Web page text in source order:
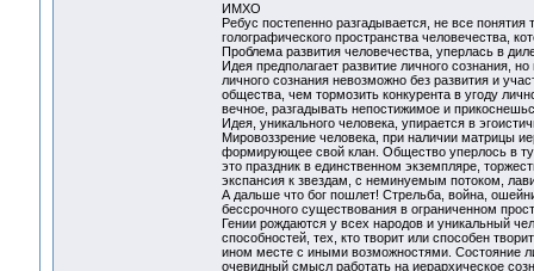
ИМХО
Ребус постепенно разгадывается, не все
голографического пространства человечества,
Проблема развития человечества, уперлась в
Идея предполагает развитие личного сознания,
личного сознания невозможно без развития и
общества, чем тормозить конкурента в угоду
вечное, разгадывать непостижимое и
Идея, уникального человека, упирается в
Мировоззрение человека, при наличии матрицы
формирующее свой клан. Общество уперлось в
это праздник в единственном экземпляре,
экспансия к звездам, с неминуемым потоком,
А дальше что бог пошлет! Стрельба, война,
бессрочного существования в ограниченном
Гении рождаются у всех народов и уникальный
способностей, тех, кто творит или способен
ином месте с иными возможностями. Состояние
очевидный смысл работать на иерархическое